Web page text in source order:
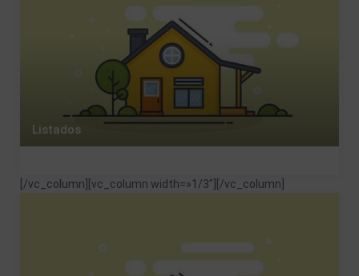
Listados
[/vc_column][vc_column width=»1/3″] [/vc_column]